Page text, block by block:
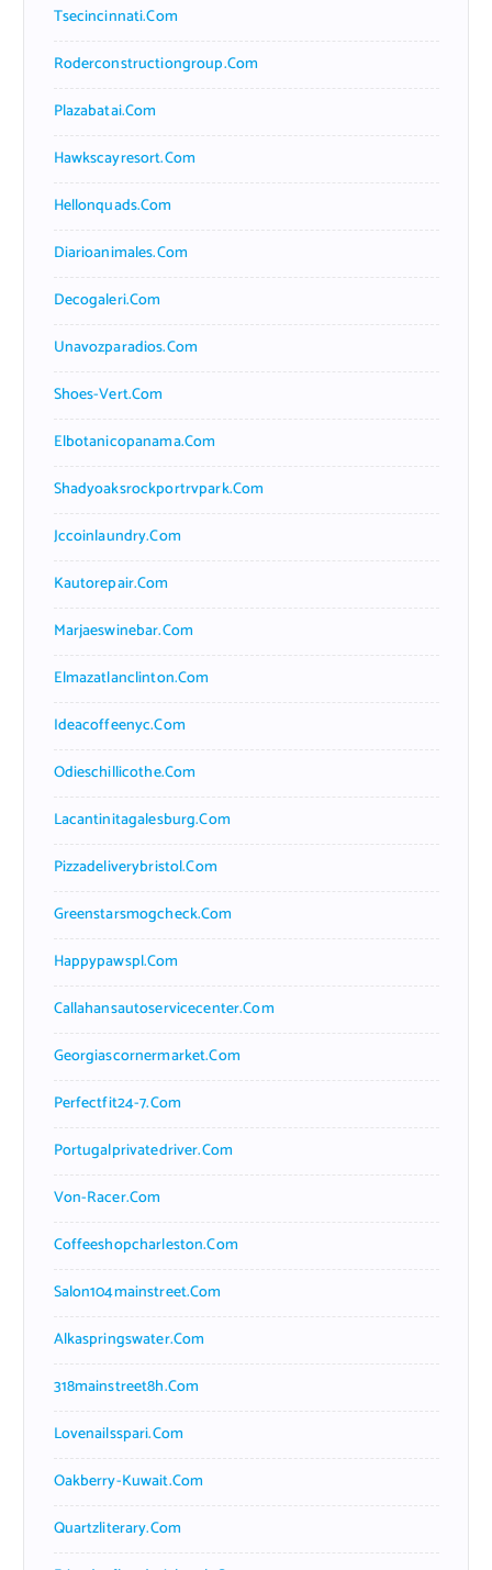
Tsecincinnati.com
Roderconstructiongroup.com
Plazabatai.com
Hawkscayresort.com
Hellonquads.com
Diarioanimales.com
Decogaleri.com
Unavozparadios.com
Shoes-Vert.com
Elbotanicopanama.com
Shadyoaksrockportrvpark.com
Jccoinlaundry.com
Kautorepair.com
Marjaeswinebar.com
Elmazatlanclinton.com
Ideacoffeenyc.com
Odieschillicothe.com
Lacantinitagalesburg.com
Pizzadeliverybristol.com
Greenstarsmogcheck.com
Happypawspl.com
Callahansautoservicecenter.com
Georgiascornermarket.com
Perfectfit24-7.com
Portugalprivatedriver.com
Von-Racer.com
Coffeeshopcharleston.com
Salon104mainstreet.com
Alkaspringswater.com
318mainstreet8h.com
Lovenailsspari.com
Oakberry-Kuwait.com
Quartzliterary.com